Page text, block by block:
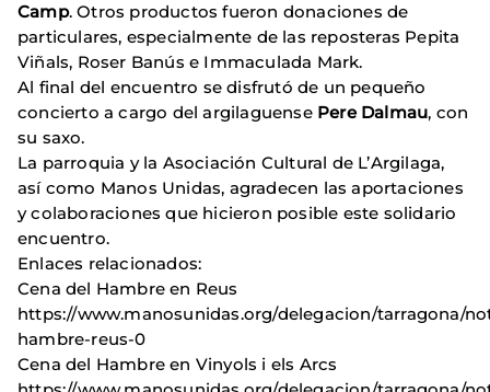
Camp. Otros productos fueron donaciones de
particulares, especialmente de las reposteras Pepita
Viñals, Roser Banús e Immaculada Mark.
Al final del encuentro se disfrutó de un pequeño
concierto a cargo del argilaguense Pere Dalmau, con
su saxo.
La parroquia y la Asociación Cultural de L’Argilaga,
así como Manos Unidas, agradecen las aportaciones
y colaboraciones que hicieron posible este solidario
encuentro.
Enlaces relacionados:
Cena del Hambre en Reus
https://www.manosunidas.org/delegacion/tarragona/
hambre-reus-0
Cena del Hambre en Vinyols i els Arcs